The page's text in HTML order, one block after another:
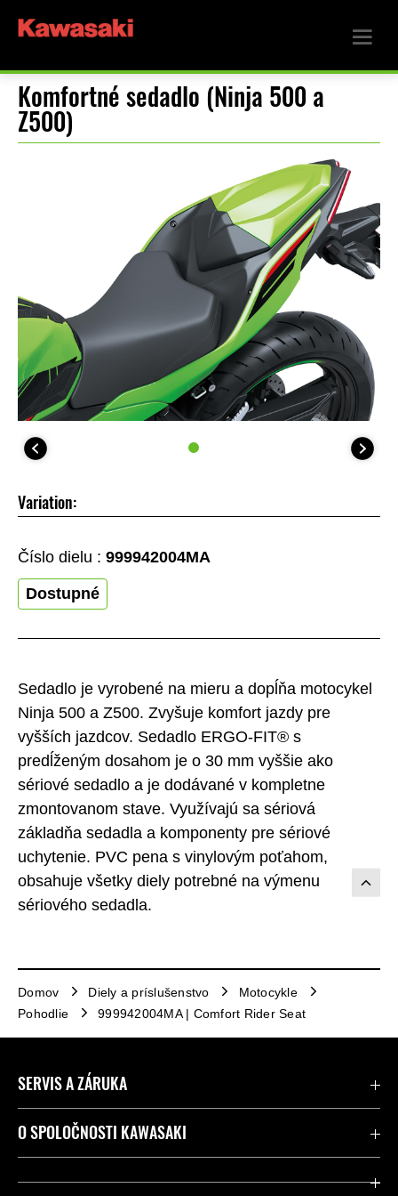
Komfortné sedadlo (Ninja 500 a
Z500)
Sedadlo je vyrobené na mieru a dopĺňa motocykel
Ninja 500 a Z500. Zvyšuje komfort jazdy pre
vyšších jazdcov. Sedadlo ERGO-FIT® s
predĺženým dosahom je o 30 mm vyššie ako
sériové sedadlo a je dodávané v kompletne
zmontovanom stave. Využívajú sa sériová
základňa sedadla a komponenty pre sériové
uchytenie. PVC pena s vinylovým poťahom,
obsahuje všetky diely potrebné na výmenu
sériového sedadla.
Variation:
Číslo dielu : 999942004MA
Dostupné
Domov Diely a príslušenstvo
Motocykle
Pohodlie
999942004MA | Comfort Rider Seat
SERVIS A ZÁRUKA
Kontaktujte nás
O SPOLOČNOSTI KAWASAKI
Spoločnosť